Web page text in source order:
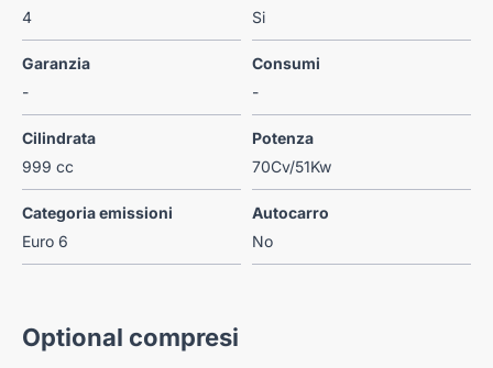
4
Si
Garanzia
-
Consumi
-
Cilindrata
999 cc
Potenza
70Cv/51Kw
Categoria emissioni
Euro 6
Autocarro
No
Optional compresi